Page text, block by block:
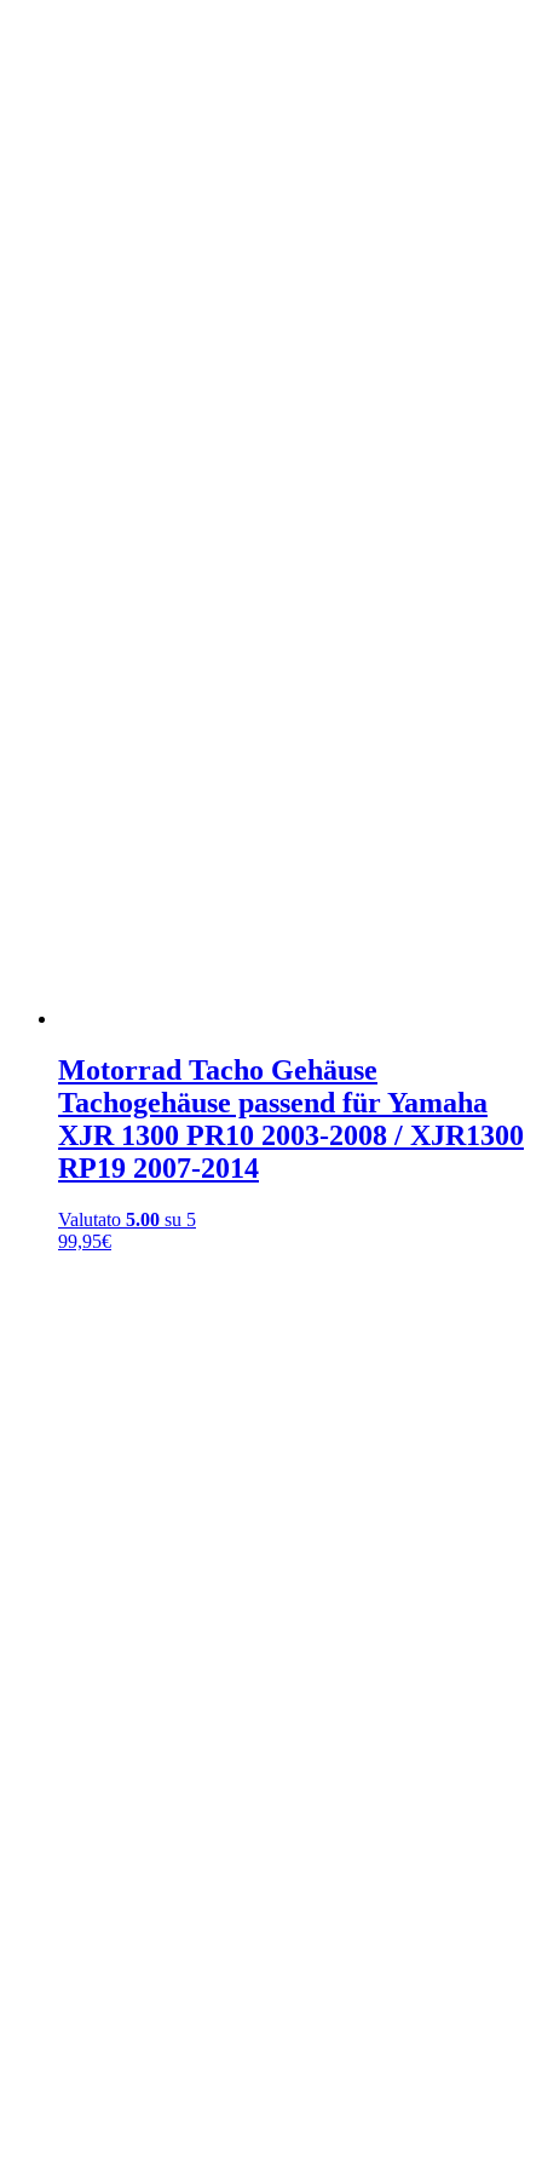
Motorrad Tacho Gehäuse
Tachogehäuse passend für Yamaha
XJR 1300 PR10 2003-2008 / XJR1300
RP19 2007-2014
Valutato 5.00 su 5
99,95€